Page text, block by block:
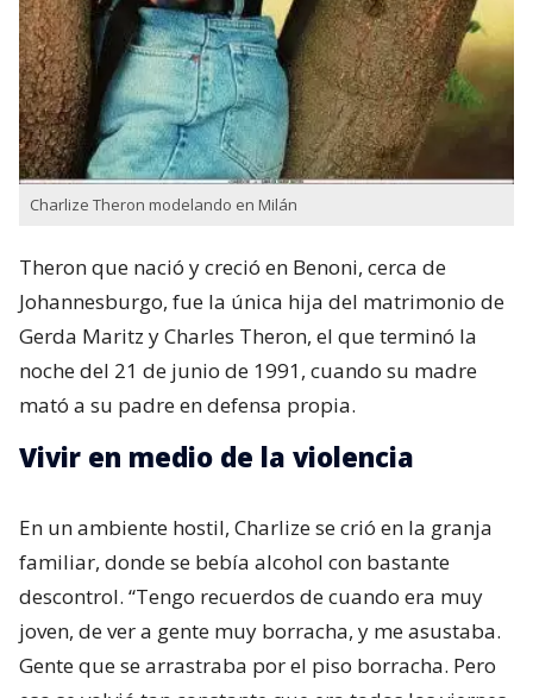
Charlize Theron modelando en Milán
Theron que nació y creció en Benoni,​ cerca de
Johannesburgo, fue la única hija del matrimonio de
Gerda Maritz​ y Charles Theron, el que terminó la
noche del 21 de junio de 1991, cuando su madre
mató a su padre en defensa propia.
Vivir en medio de la violencia
En un ambiente hostil, Charlize se crió en la granja
familiar, donde se bebía alcohol con bastante
descontrol. “Tengo recuerdos de cuando era muy
joven, de ver a gente muy borracha, y me asustaba.
Gente que se arrastraba por el piso borracha. Pero